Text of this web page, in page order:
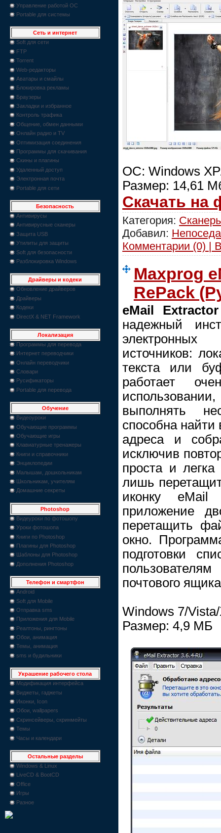
Управление работой ОС
Portable для системы
Сеть и интернет
Soft для сети
FTP
Torrent
Web-редакторы
Аватары и смайлы
Блокировка рекламы
Браузеры
Закладки и избранное
Контроль трафика
Общение, обмен данными
Онлайн радио и TV
Оптимизация соединения
Программы для скачивания
Скины и плагины
Удаленный доступ
Электронная почта
Portable для сети
Безопасность
Антивирусы
Антивирусные сканеры
Защита USB
Утилиты для защиты
Soft для безопасности
Разблокировка Windows
Драйверы и кодеки
Обновление драйверов
Драйверы
Кодеки
DirectX & NET Framework
Локализация
Программы для перевода
Интернет переводчики
Онлайн переводчики
Словари
Русификаторы
Portable для перевода
Обучение
Видеоуроки
Обучающие программы
Обучающие игры
Клавиатурные тренажеры
Книги и справочники
Энциклопедии
Малышам, дошкольникам
Школьникам, учителям
Домашние секреты
Photoshop
Видеуроки по фотошопу
Уроки фотошопа
Книги по Photoshop
Плагины для Photoshop
Шаблоны для Photoshop
Дополнения Photoshop
Телефон и смартфон
Android
Soft для Mobile
Отправка sms
Приложения для Mobile
Реалтоны, рингтоны
Обои, анимация
Темы, анимация
sms и будильники
Украшение рабочего стола
Модификация интерфейса
Виджеты, гаджеты
Иконки, Icon
Обои, wallpapers
Скринсейверы, скринмейты
Темы
Часы и календари
Остальные разделы
Windows & Linux
LiveCD & BootCD
Office
Игры
Разное
ОС: Windows
Размер: 14,61
Скачать на
Категория:
Добавил: Непоседа
Комментарии (0) |
Maxprog
RePack
eMail Extractor
надежный
источников:
текста или
работает
выполнять
способна
адреса и
исключив
проста и
лишь
иконку
приложение
перетащить
окно.
подготовки
почтового
Windows 7/
Размер: 4,9 МБ